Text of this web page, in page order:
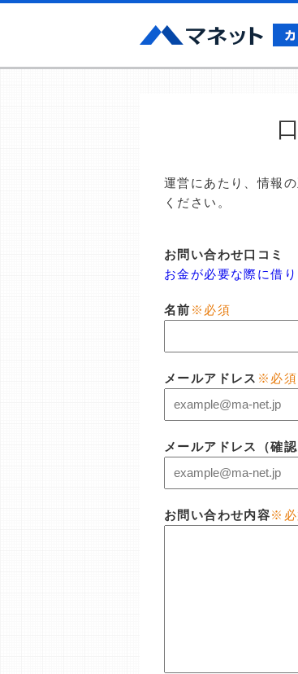
運営にあたり、情報
ください。
お問い合わせ口コミ
お金が必要な際に借
名前 ※必須
メールアドレス ※必須
メールアドレス（確認
お問い合わせ内容※必